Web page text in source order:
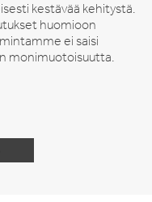
kestävää kehitystä.
huomioon
ei saisi
monimuotoisuutta.